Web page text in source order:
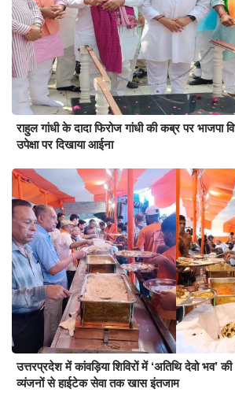
राहुल गांधी के दादा फिरोज गांधी की कब्र पर भाजपा
उपेक्षा पर दिखाया आईना
उत्तरप्रदेश में कांवड़िया शिविरों में ‘अतिथि देवो भव’
व्यंजनों से हाईटेक सेवा तक खास इंतजाम